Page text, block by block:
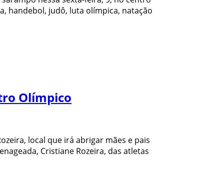
handebol, judô, luta olímpica, natação
Olímpico
local que irá abrigar mães e pais
Cristiane Rozeira, das atletas